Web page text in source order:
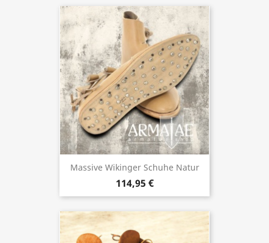
Massive Wikinger Schuhe Natur
114,95 €